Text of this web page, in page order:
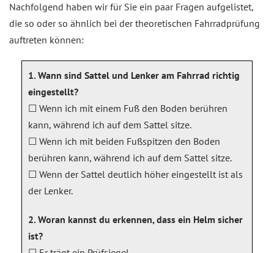
Nachfolgend haben wir für Sie ein paar Fragen aufgelistet,
die so oder so ähnlich bei der theoretischen Fahrradprüfung
auftreten können:
1. Wann sind Sattel und Lenker am Fahrrad richtig
eingestellt?
☐ Wenn ich mit einem Fuß den Boden berühren
kann, während ich auf dem Sattel sitze.
☐ Wenn ich mit beiden Fußspitzen den Boden
berühren kann, während ich auf dem Sattel sitze.
☐ Wenn der Sattel deutlich höher eingestellt ist als
der Lenker.
2. Woran kannst du erkennen, dass ein Helm sicher
ist?